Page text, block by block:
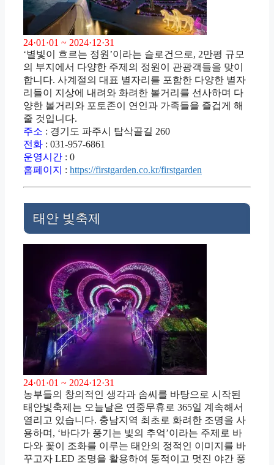
24·01·01 ~ 2024·12·31
‘별빛이 흐르는 정원’이라는 슬로건으로, 2만평 규모
의 부지에서 다양한 주제의 정원이 관광객들을 맞이
합니다. 사계절의 대표 별자리를 포함한 다양한 별자
리들이 지상에 내려와 화려한 볼거리를 선사하며 다
양한 볼거리와 포토존이 연인과 가족들을 즐겁게 해
줄 것입니다.
주소 : 경기도 파주시 탑삭골길 260
전화 : 031-957-6861
운영시간 : 0
홈페이지
: https://firstgarden.co.kr/firstgarden
태안 빛축제
24·01·01 ~ 2024·12·31
농부들의 창의적인 생각과 솜씨를 바탕으로 시작된
태안빛축제는 오늘날은 연중무휴로 365일 계속해서
열리고 있습니다. 충남지역 최초로 화려한 조명을 사
용하며, ‘바다가 풍기는 빛의 추억’이라는 주제로 바
다와 꽃이 조화를 이루는 태안의 정적인 이미지를 바
꾸고자 LED 조명을 활용하여 동적이고 멋진 야간 풍